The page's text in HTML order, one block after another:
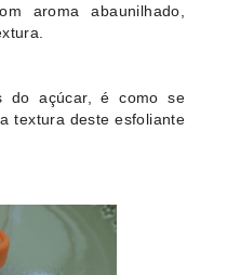
aroma abaunilhado,
do açúcar, é como se
textura deste esfoliante